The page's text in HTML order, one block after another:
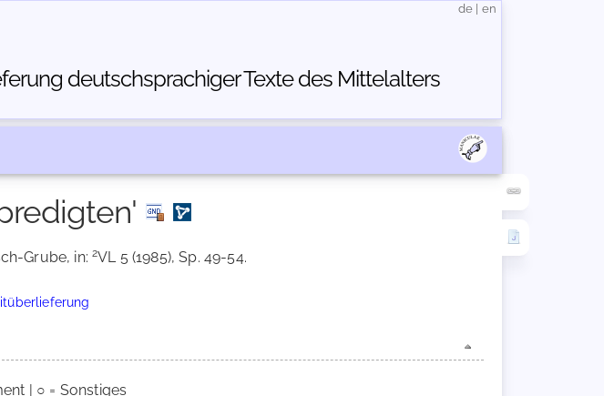
deutschsprachiger Texte des Mittelalters
de en
Grube, in: 2VL 5 (1985), Sp. 49-54.
| ○ = Sonstiges